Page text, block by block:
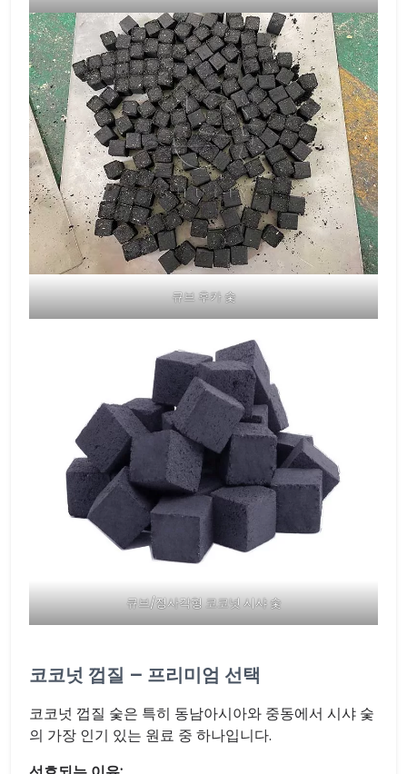
큐브 후카 숯
큐브/정사각형 코코넛 시샤 숯
코코넛 껍질 – 프리미엄 선택
코코넛 껍질 숯은 특히 동남아시아와 중동에서 시샤 숯
의 가장 인기 있는 원료 중 하나입니다.